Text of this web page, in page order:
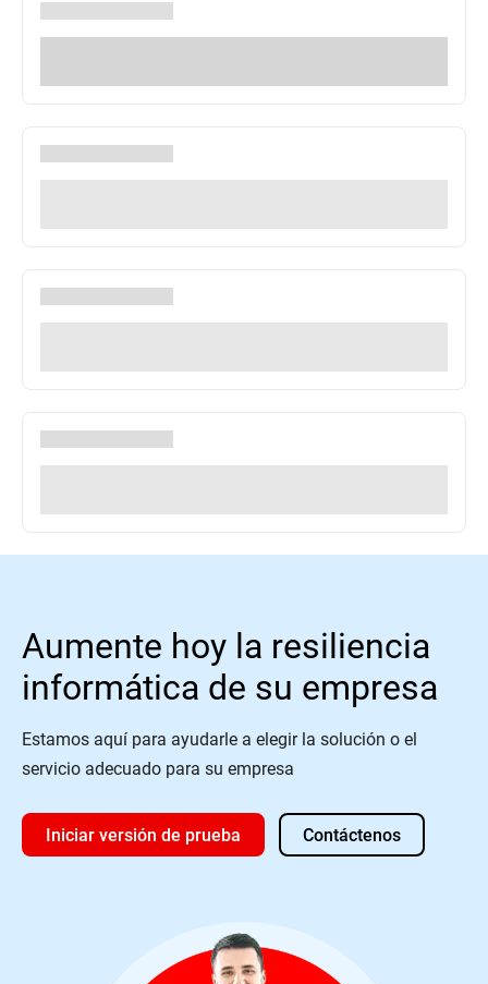
Aumente hoy la resiliencia
informática de su empresa
Estamos aquí para ayudarle a elegir la solución o el
servicio adecuado para su empresa
Iniciar versión de prueba Contáctenos